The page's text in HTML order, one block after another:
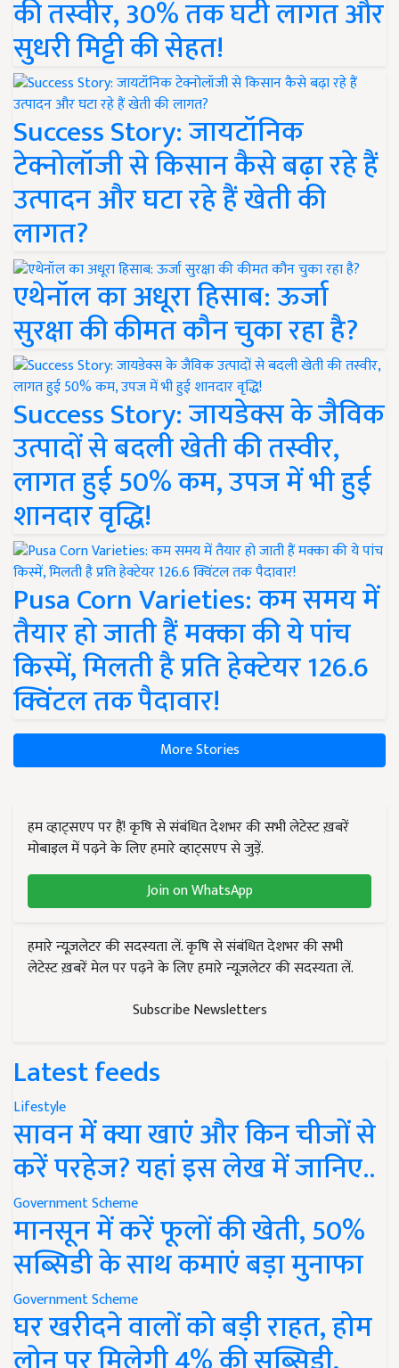
की तस्वीर, 30% तक घटी लागत और
सुधरी मिट्टी की सेहत!
Success Story: जायटॉनिक
टेक्नोलॉजी से किसान कैसे बढ़ा रहे हैं
उत्पादन और घटा रहे हैं खेती की
लागत?
एथेनॉल का अधूरा हिसाब: ऊर्जा
सुरक्षा की कीमत कौन चुका रहा है?
Success Story: जायडेक्स के जैविक
उत्पादों से बदली खेती की तस्वीर,
लागत हुई 50% कम, उपज में भी हुई
शानदार वृद्धि!
Pusa Corn Varieties: कम समय में
तैयार हो जाती हैं मक्का की ये पांच
किस्में, मिलती है प्रति हेक्टेयर 126.6
क्विंटल तक पैदावार!
More Stories
हम व्हाट्सएप पर हैं! कृषि से संबंधित देशभर की सभी लेटेस्ट ख़बरें
मोबाइल में पढ़ने के लिए हमारे व्हाट्सएप से जुड़ें.
Join on WhatsApp
हमारे न्यूज़लेटर की सदस्यता लें. कृषि से संबंधित देशभर की सभी
लेटेस्ट ख़बरें मेल पर पढ़ने के लिए हमारे न्यूज़लेटर की सदस्यता लें.
Subscribe Newsletters
Latest feeds
Lifestyle
सावन में क्या खाएं और किन चीजों से
करें परहेज? यहां इस लेख में जानिए..
Government Scheme
मानसून में करें फूलों की खेती, 50%
सब्सिडी के साथ कमाएं बड़ा मुनाफा
Government Scheme
घर खरीदने वालों को बड़ी राहत, होम